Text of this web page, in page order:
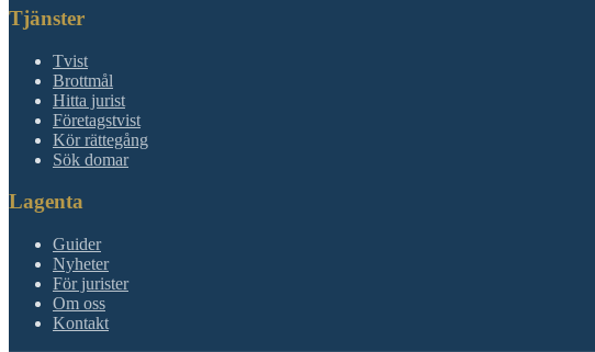
Tjänster
Tvist
Brottmål
Hitta jurist
Företagstvist
Kör rättegång
Sök domar
Lagenta
Guider
Nyheter
För jurister
Om oss
Kontakt